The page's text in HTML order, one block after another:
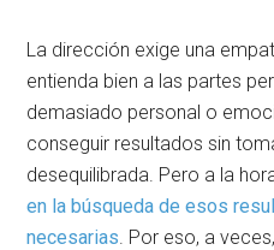
La dirección exige una
entienda bien a las partes
demasiado personal o
conseguir resultados sin
desequilibrada. Pero a la
en la búsqueda de esos
necesarias . Por eso, a